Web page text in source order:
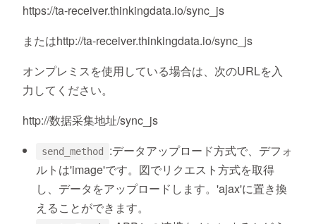
https://ta-receiver.thinkingdata.io/sync_js
またはhttp://ta-receiver.thinkingdata.io/sync_js
オンプレミスを使用している場合は、次のURLを入
力してください。
http://数据采集地址/sync_js
send_method
:データアップロード方式で、デフォ
ルトは'image'です。図でリクエスト方式を取得
し、データをアップロードします。'ajax'に置き換
えることができます。